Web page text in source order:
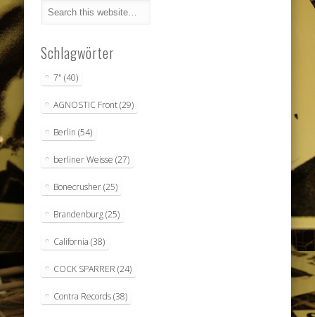
Schlagwörter
7" (40)
AGNOSTIC Front(29)
Berlin (54)
berliner Weisse (27)
Bonecrusher(25)
Brandenburg(25)
California (38)
COCK SPARRER (24)
Contra Records(38)